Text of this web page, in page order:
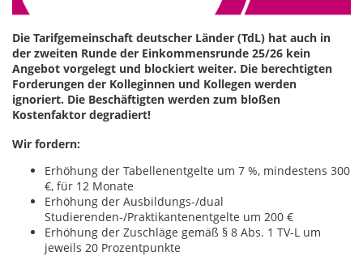
Die Tarifgemeinschaft deutscher Länder (TdL) hat auch in
der zweiten Runde der Einkommensrunde 25/26 kein
Angebot vorgelegt und blockiert weiter. Die berechtigten
Forderungen der Kolleginnen und Kollegen werden
ignoriert. Die Beschäftigten werden zum bloßen
Kostenfaktor degradiert!
Wir fordern:
Erhöhung der Tabellenentgelte um 7 %, mindestens 300
€, für 12 Monate
Erhöhung der Ausbildungs-/dual
Studierenden-/Praktikantenentgelte um 200 €
Erhöhung der Zuschläge gemäß § 8 Abs. 1 TV-L um
jeweils 20 Prozentpunkte